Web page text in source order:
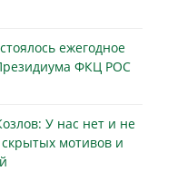
ежегодное
ФКЦ РОС
У нас нет и не
мотивов и